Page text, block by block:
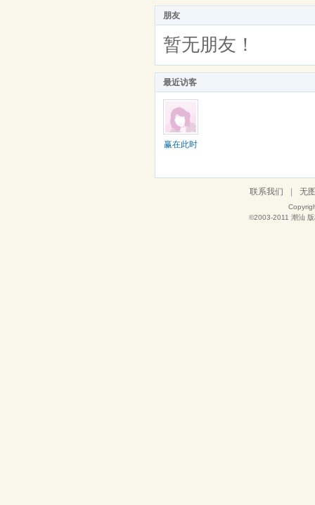
朋友
暂无朋友！
最近访客
赢在此时
联系我们 无
©2003-2011 潮汕